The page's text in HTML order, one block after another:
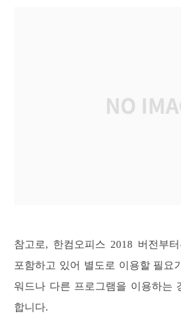
참고로, 한컴오피스 2018 버전부
포함하고 있어 별도로 이용할 필요
워드나 다른 프로그램을 이용하는
합니다.